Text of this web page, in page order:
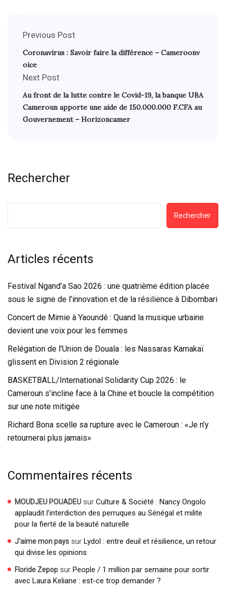
Previous Post
Coronavirus : Savoir faire la différence – Cameroonv
oice
Next Post
Au front de la lutte contre le Covid-19, la banque UBA
Cameroun apporte une aide de 150.000.000 F.CFA au
Gouvernement – Horizoncamer
Rechercher
Rechercher
Articles récents
Festival Ngand’a Sao 2026 : une quatrième édition placée
sous le signe de l’innovation et de la résilience à Dibombari
Concert de Mimie à Yaoundé : Quand la musique urbaine
devient une voix pour les femmes
Relégation de l’Union de Douala : les Nassaras Kamakaï
glissent en Division 2 régionale
BASKETBALL/International Solidarity Cup 2026 : le
Cameroun s’incline face à la Chine et boucle la compétition
sur une note mitigée
Richard Bona scelle sa rupture avec le Cameroun : «Je n’y
retournerai plus jamais»
Commentaires récents
MOUDJEU POUADEU sur Culture & Société : Nancy Ongolo
applaudit l’interdiction des perruques au Sénégal et milite
pour la fierté de la beauté naturelle
J'aime mon pays sur Lydol : entre deuil et résilience, un retour
qui divise les opinions
Floride Zepop sur People / 1 million par semaine pour sortir
avec Laura Keliane : est-ce trop demander ?